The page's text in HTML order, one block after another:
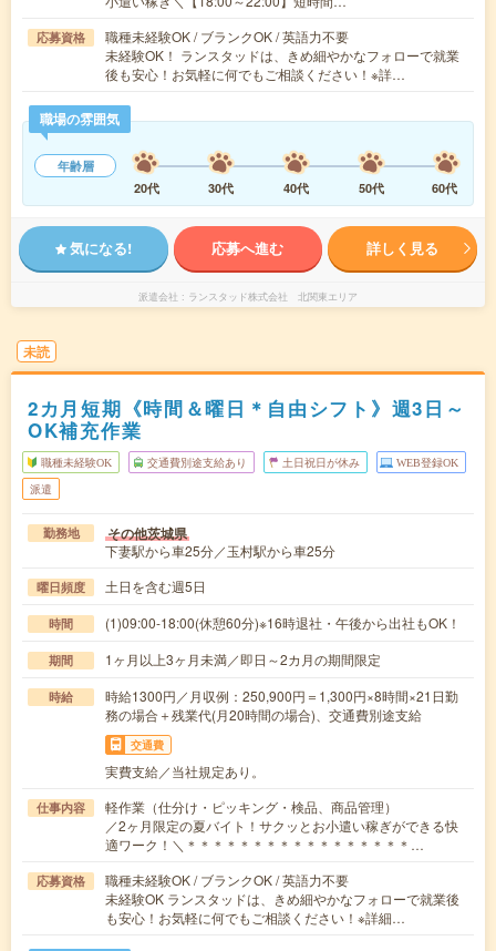
応募資格
職種未経験OK / ブランクOK / 英語力不要
未経験OK！ ランスタッドは、きめ細やかなフォローで就業
後も安心！お気軽に何でもご相談ください！※詳…
職場の雰囲気
年齢層
20代
30代 40代 50代 60代
気になる! 応募へ進む 詳しく見る
派遣会社 ランスタッド株式会社 北関東エリア
未読
2カ月短期《時間＆曜日＊自由シフト》週3日～
OK補充作業
職種未経験OK 交通費別途支給あり 土日祝日が休み WEB登録OK
派遣
勤務地 その他茨城県
下妻駅から車25分／玉村駅から車25分
曜日頻度 土日を含む週5日
時間 (1)09:00-18:00(休憩60分)※16時退社・午後から出社もOK！
期間 1ヶ月以上3ヶ月未満／即日～2カ月の期間限定
時給
時給1300円／月収例：250,900円＝1,300円×8時間×21日勤
務の場合＋残業代(月20時間の場合)、交通費別途支給
交通費
実費支給／当社規定あり。
仕事内容
軽作業（仕分け・ピッキング・検品、商品管理）
／2ヶ月限定の夏バイト！サクッとお小遣い稼ぎができる快
適ワーク！＼＊＊＊＊＊＊＊＊＊＊＊＊＊＊＊＊＊…
応募資格
職種未経験OK / ブランクOK / 英語力不要
未経験OK ランスタッドは、きめ細やかなフォローで就業後
も安心！お気軽に何でもご相談ください！※詳細…